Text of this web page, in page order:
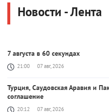
Новости - Лента
7 августа в 60 секундах
21:00 07 авг, 2026
Турция, Саудовская Аравия и
соглашение
20:12 07 авг, 2026